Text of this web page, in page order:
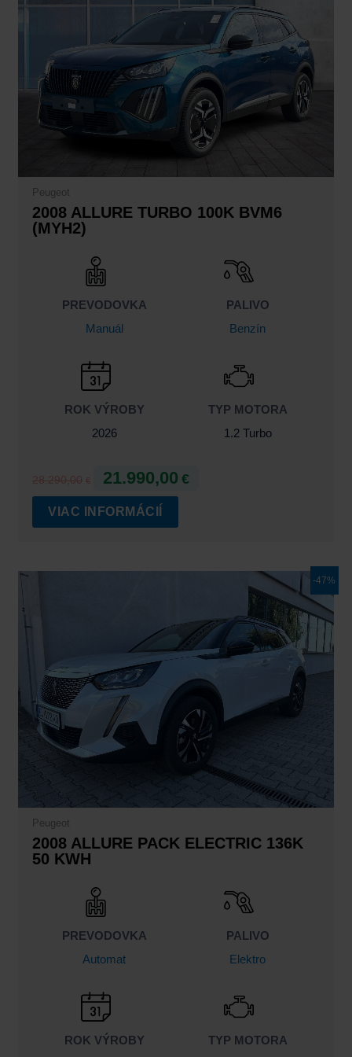
Peugeot
2008 ALLURE TURBO 100K BVM6
(MYH2)
PREVODOVKA
Manuál
PALIVO
Benzín
ROK VÝROBY
2026
TYP MOTORA
1.2 Turbo
28.290,00 € 21.990,00 €
VIAC INFORMÁCIÍ
-47%
Peugeot
2008 ALLURE PACK ELECTRIC 136K
50 KWH
PREVODOVKA
Automat
PALIVO
Elektro
ROK VÝROBY
TYP MOTORA
22.900,00€.